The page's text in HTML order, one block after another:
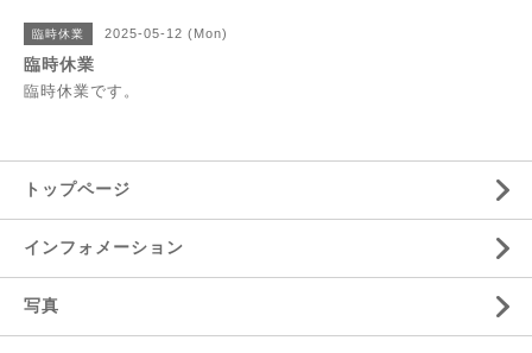
臨時休業 2025-05-12 (Mon)
臨時休業
臨時休業です。
トップページ
インフォメーション
写真